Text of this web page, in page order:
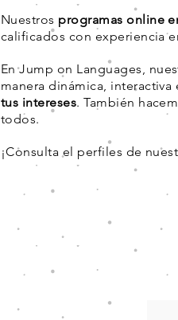
Nuestros programas online
calificados con experiencia
En Jump on Languages,
manera dinámica,
tus intereses. También
todos.
¡Consulta el perfiles de